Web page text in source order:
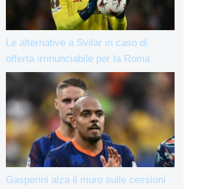
Le alternative a Svilar in caso di
offerta irrinunciabile per la Roma
Gasperini alza il muro sulle cessioni